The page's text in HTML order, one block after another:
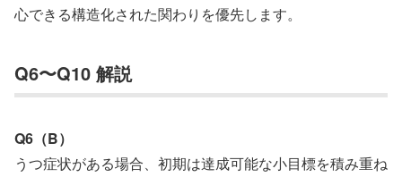
心できる構造化された関わりを優先します。
Q6〜Q10 解説
Q6（B）
うつ症状がある場合、初期は達成可能な小目標を積み重ね